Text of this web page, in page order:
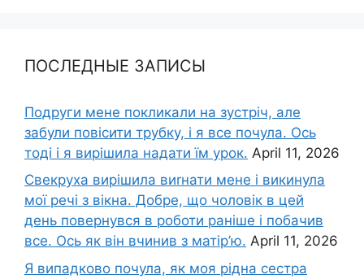
ПОСЛЕДНЫЕ ЗАПИСЫ
Подруги мене покликали на зустріч, але
забули повісити трубку, і я все почула. Ось
тоді і я вирішила надати їм урок. April 11, 2026
Свекруха вирішила виrнати мене і викинула
мої речі з вікна. Добре, що чоловік в цей
день повернувся в роботи раніше і побачив
все. Ось як він вчинив з матір’ю. April 11, 2026
Я випадково почула, як моя рідна сестра